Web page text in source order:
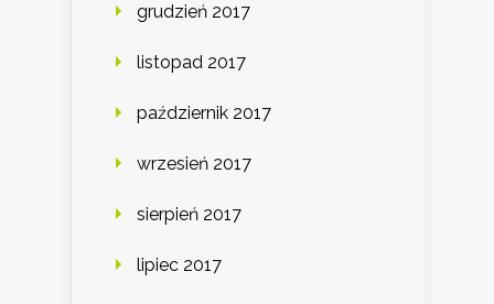
grudzień 2017
listopad 2017
październik 2017
wrzesień 2017
sierpień 2017
lipiec 2017